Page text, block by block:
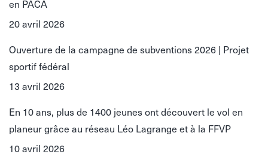
en PACA
20 avril 2026
Ouverture de la campagne de subventions 2026 | Projet
sportif fédéral
13 avril 2026
En 10 ans, plus de 1400 jeunes ont découvert le vol en
planeur grâce au réseau Léo Lagrange et à la FFVP
10 avril 2026